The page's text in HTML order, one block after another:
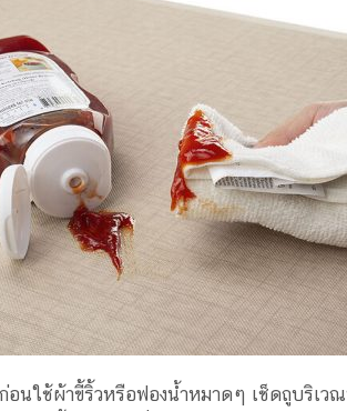
นใช้ผ้าขี้ริ้วหรือฟองน้ำหมาดๆ เช็ดถูบริเว